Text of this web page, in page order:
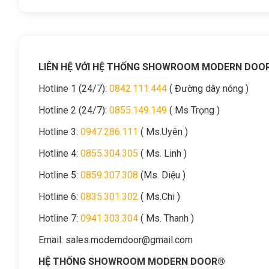
LIÊN HỆ VỚI HỆ THỐNG SHOWROOM MODERN
Hotline 1 (24/7): 0842.111.444 ( Đường dây nóng )
Hotline 2 (24/7): 0855.149.149 ( Ms Trọng )
Hotline 3: 0947.286.111 ( Ms.Uyên )
Hotline 4: 0855.304.305 ( Ms. Linh )
Hotline 5: 0859.307.308 (Ms. Diệu )
Hotline 6: 0835.301.302 ( Ms.Chi )
Hotline 7: 0941.303.304 ( Ms. Thanh )
Email: sales.moderndoor@gmail.com
HỆ THỐNG SHOWROOM MODERN DOOR®